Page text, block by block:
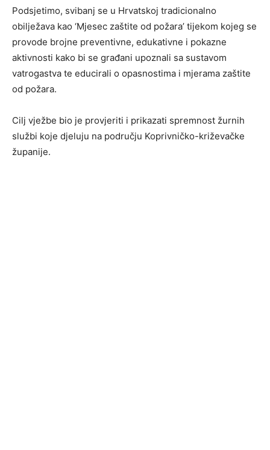
Podsjetimo, svibanj se u Hrvatskoj tradicionalno
obilježava kao ‘Mjesec zaštite od požara’ tijekom kojeg se
provode brojne preventivne, edukativne i pokazne
aktivnosti kako bi se građani upoznali sa sustavom
vatrogastva te educirali o opasnostima i mjerama zaštite
od požara.
Cilj vježbe bio je provjeriti i prikazati spremnost žurnih
službi koje djeluju na području Koprivničko-križevačke
županije.